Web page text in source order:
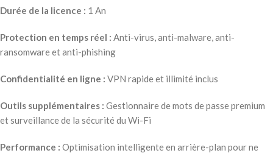
Durée de la licence : 1 An
Protection en temps réel : Anti-virus, anti-malware, anti-
ransomware et anti-phishing
Confidentialité en ligne : VPN rapide et illimité inclus
Outils supplémentaires : Gestionnaire de mots de passe premium
et surveillance de la sécurité du Wi-Fi
Performance : Optimisation intelligente en arrière-plan pour ne